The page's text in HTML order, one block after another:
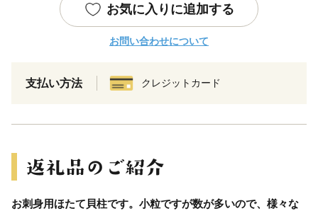
お気に入りに追加する
お問い合わせについて
支払い方法 クレジットカード
お刺身用ほたて貝柱です。小粒ですが数が多いので、様々な